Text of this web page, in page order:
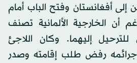
أفغانستان وفتح الباب أمام
أن الخارجية الألمانية تصنف
للترحيل إليهما. وكان اللاجئ
رفض طلب إقامته وصدر